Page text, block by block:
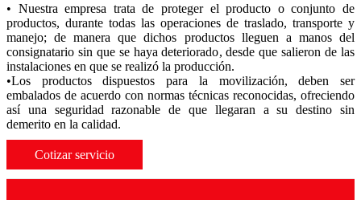
• Nuestra empresa trata de proteger el producto o conjunto de
productos, durante todas las operaciones de traslado, transporte y
manejo; de manera que dichos productos lleguen a manos del
consignatario sin que se haya deteriorado, desde que salieron de las
instalaciones en que se realizó la producción.
•Los productos dispuestos para la movilización, deben ser
embalados de acuerdo con normas técnicas reconocidas, ofreciendo
así una seguridad razonable de que llegaran a su destino sin
demerito en la calidad.
Cotizar servicio